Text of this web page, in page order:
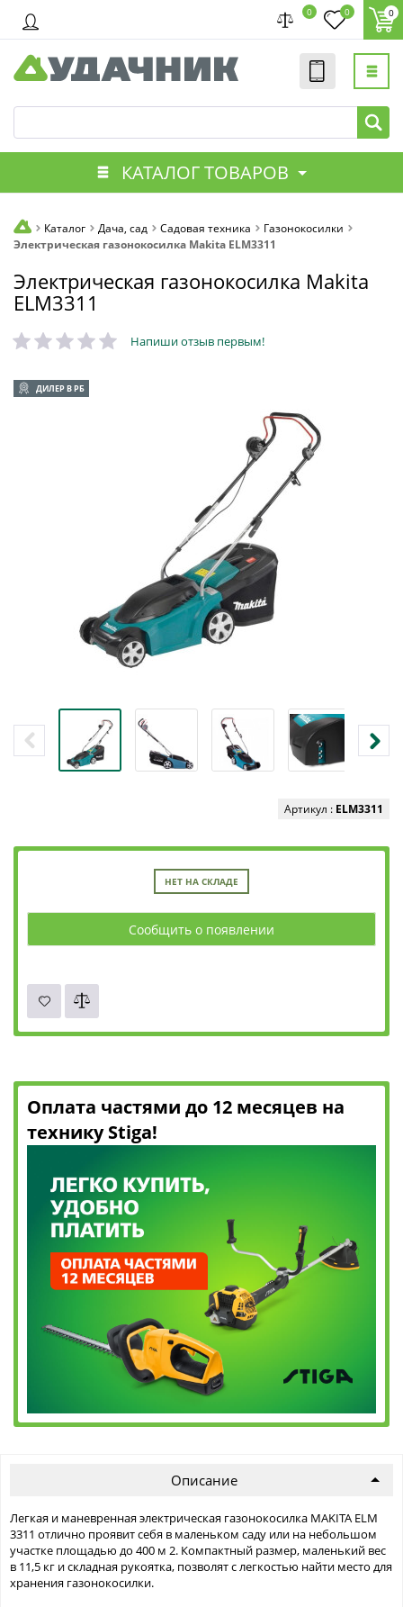
0 0 0
КАТАЛОГ ТОВАРОВ
Каталог Дача, сад Садовая техника
Газонокосилки
Электрическая газонокосилка Makita ELM3311
Электрическая газонокосилка Makita
ELM3311
Напиши отзыв первым!
ДИЛЕР В РБ
Артикул : ELM3311
НЕТ НА СКЛАДЕ
Сообщить о появлении
Оплата частями до 12 месяцев на
технику Stiga!
Описание
Легкая и маневренная электрическая газонокосилка MAKITA ELM
3311 отлично проявит себя в маленьком саду или на небольшом
участке площадью до 400 м 2. Компактный размер, маленький вес
в 11,5 кг и складная рукоятка, позволят с легкостью найти место для
хранения газонокосилки.